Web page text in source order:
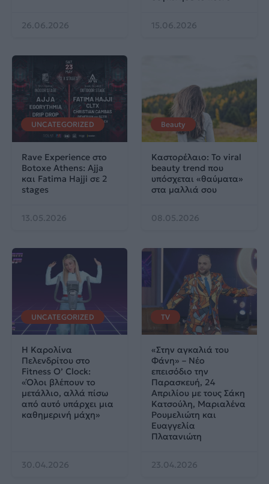
26.06.2026 15.06.2026
UNCATEGORIZED
Rave Experience στο
Botoxe Athens: Ajja
και Fatima Hajji σε 2
stages
13.05.2026
Beauty
Καστορέλαιο: Το viral
beauty trend που
υπόσχεται «θαύματα»
στα μαλλιά σου
08.05.2026
UNCATEGORIZED
H Καρολίνα
Πελενδρίτου στο
Fitness O’ Clock:
«Όλοι βλέπουν το
μετάλλιο, αλλά πίσω
από αυτό υπάρχει μια
καθημερινή μάχη»
30.04.2026
TV
«Στην αγκαλιά του
Φάνη» – Νέο
επεισόδιο την
Παρασκευή, 24
Απριλίου με τους Σάκη
Κατσούλη, Μαριαλένα
Ρουμελιώτη και
Ευαγγελία
Πλατανιώτη
23.04.2026